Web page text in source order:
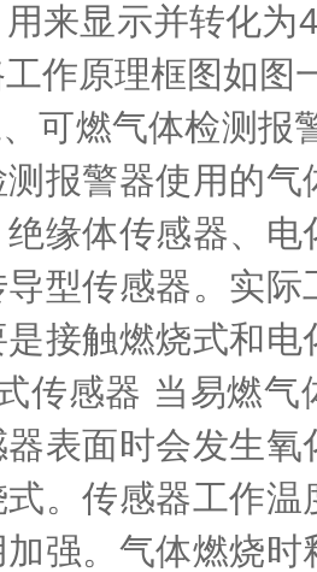
来显示并转化为
作原理框图如图
燃气体检测报
报警器使用的
缘体传感器、
型传感器。实
接触燃烧式和
传感器 当易燃气
表面时会发生
。传感器工作
强。气体燃烧